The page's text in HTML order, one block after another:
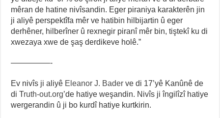
mêran de hatine nivîsandin. Eger piraniya karakterên jin
ji aliyê perspektîfa mêr ve hatibin hilbijartin û eger
derhêner, hilberîner û rexnegir piranî mêr bin, tiştekî ku di
xwezaya xwe de şaş derdikeve holê.”
—————-
Ev nivîs ji aliyê Eleanor J. Bader ve di 17’yê Kanûnê de
di Truth-out.org’de hatiye weşandin. Nivîs ji îngilîzî hatiye
wergerandin û ji bo kurdî hatiye kurtkirin.